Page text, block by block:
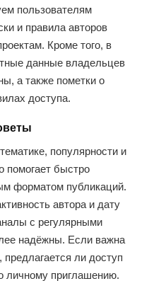
пользователям
и правила авторов
Кроме того, в
данные владельцев
а также пометки о
доступа.
популярности и
помогает быстро
форматом публикаций.
автора и дату
с регулярными
надёжны. Если важна
ли доступ
личному приглашению.